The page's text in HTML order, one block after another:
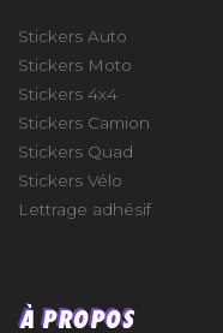
Stickers Auto
Stickers Moto
Stickers 4x4
Stickers Camion
Stickers Quad
Stickers Vélo
Lettrage adhésif
À PROPOS